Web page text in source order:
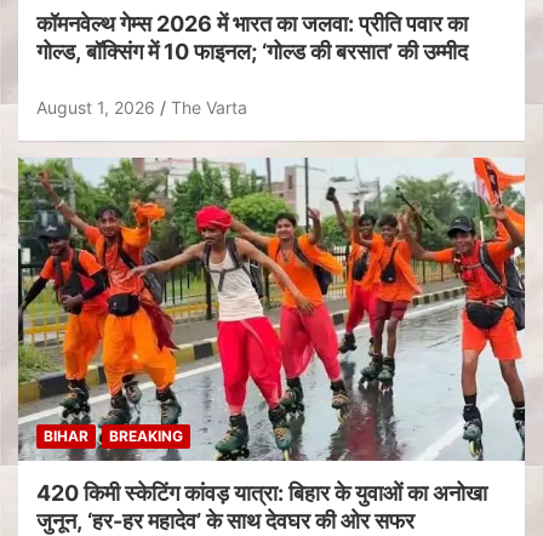
कॉमनवेल्थ गेम्स 2026 में भारत का जलवा: प्रीति पवार का
गोल्ड, बॉक्सिंग में 10 फाइनल; ‘गोल्ड की बरसात’ की उम्मीद
August 1, 2026 The Varta
BIHAR BREAKING
420 किमी स्केटिंग कांवड़ यात्रा: बिहार के युवाओं का अनोखा
जुनून, ‘हर-हर महादेव’ के साथ देवघर की ओर सफर